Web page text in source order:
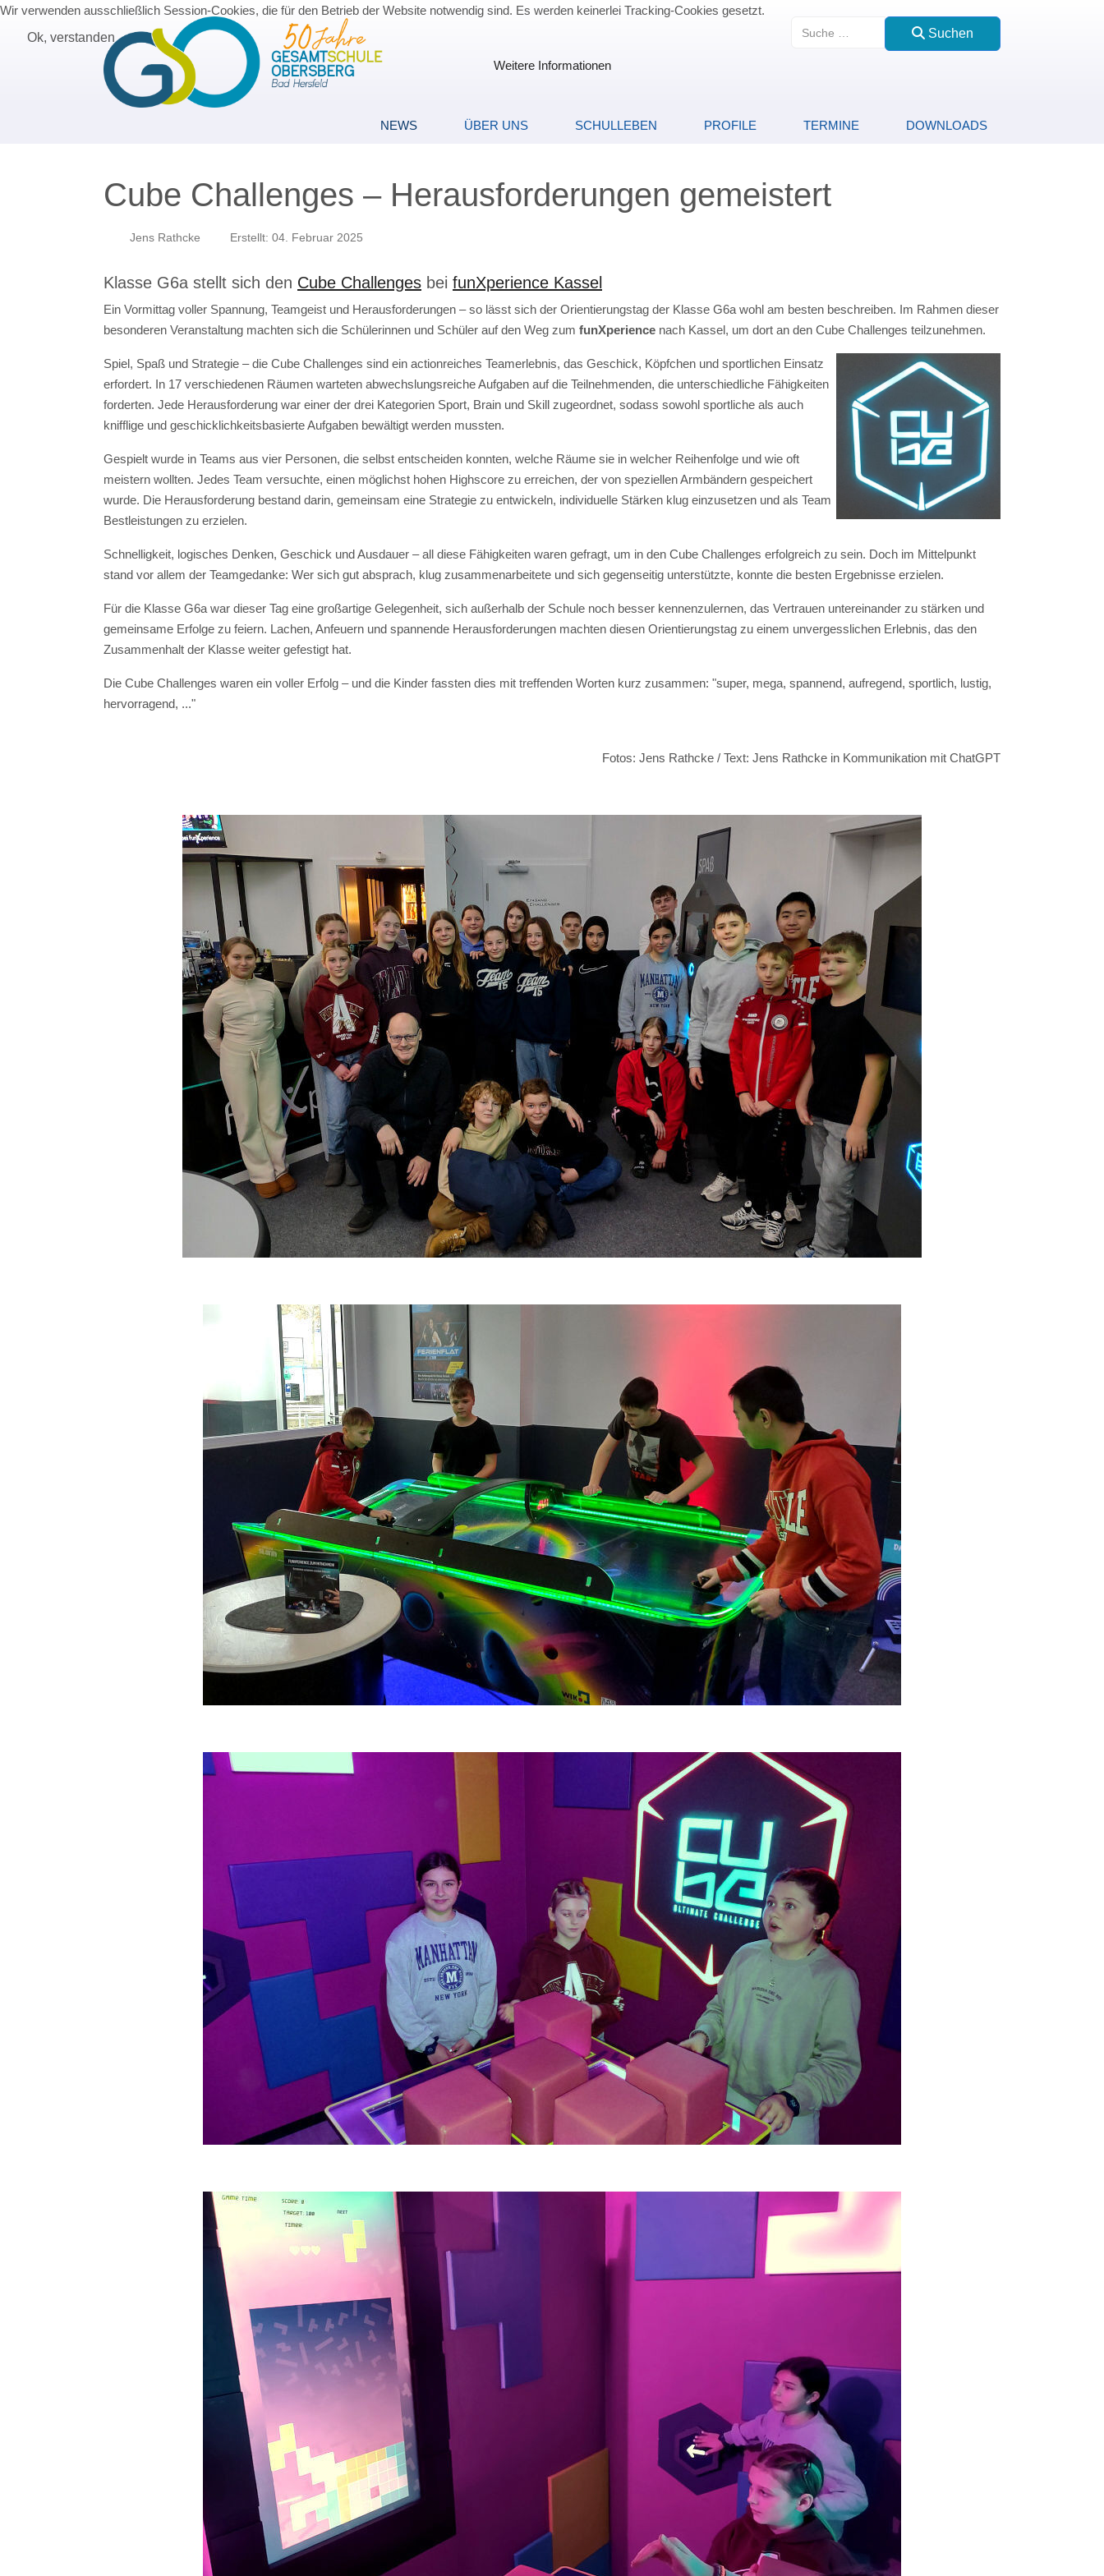
Suchen
Suchen
NEWS ÜBER UNS SCHULLEBEN PROFILE TERMINE DOWNLOADS
Cube Challenges – Herausforderungen gemeistert
Jens Rathcke Erstellt: 04. Februar 2025
Klasse G6a stellt sich den Cube Challenges bei funXperience Kassel
Ein Vormittag voller Spannung, Teamgeist und Herausforderungen – so lässt sich der Orientierungstag der Klasse G6a wohl am besten beschreiben. Im Rahmen dieser
besonderen Veranstaltung machten sich die Schülerinnen und Schüler auf den Weg zum funXperience nach Kassel, um dort an den Cube Challenges teilzunehmen.
Spiel, Spaß und Strategie – die Cube Challenges sind ein actionreiches Teamerlebnis, das Geschick, Köpfchen und sportlichen Einsatz
erfordert. In 17 verschiedenen Räumen warteten abwechslungsreiche Aufgaben auf die Teilnehmenden, die unterschiedliche Fähigkeiten
forderten. Jede Herausforderung war einer der drei Kategorien Sport, Brain und Skill zugeordnet, sodass sowohl sportliche als auch
knifflige und geschicklichkeitsbasierte Aufgaben bewältigt werden mussten.
Gespielt wurde in Teams aus vier Personen, die selbst entscheiden konnten, welche Räume sie in welcher Reihenfolge und wie oft
meistern wollten. Jedes Team versuchte, einen möglichst hohen Highscore zu erreichen, der von speziellen Armbändern gespeichert
wurde. Die Herausforderung bestand darin, gemeinsam eine Strategie zu entwickeln, individuelle Stärken klug einzusetzen und als Team
Bestleistungen zu erzielen.
Schnelligkeit, logisches Denken, Geschick und Ausdauer – all diese Fähigkeiten waren gefragt, um in den Cube Challenges erfolgreich zu sein. Doch im Mittelpunkt
stand vor allem der Teamgedanke: Wer sich gut absprach, klug zusammenarbeitete und sich gegenseitig unterstützte, konnte die besten Ergebnisse erzielen.
Für die Klasse G6a war dieser Tag eine großartige Gelegenheit, sich außerhalb der Schule noch besser kennenzulernen, das Vertrauen untereinander zu stärken und
gemeinsame Erfolge zu feiern. Lachen, Anfeuern und spannende Herausforderungen machten diesen Orientierungstag zu einem unvergesslichen Erlebnis, das den
Zusammenhalt der Klasse weiter gefestigt hat.
Die Cube Challenges waren ein voller Erfolg – und die Kinder fassten dies mit treffenden Worten kurz zusammen: "super, mega, spannend, aufregend, sportlich, lustig,
hervorragend, ..."
Fotos: Jens Rathcke / Text: Jens Rathcke in Kommunikation mit ChatGPT
Wir verwenden ausschließlich Session-Cookies, die für den Betrieb der Website notwendig sind. Es werden keinerlei Tracking-Cookies gesetzt.
Ok, verstanden
Weitere Informationen